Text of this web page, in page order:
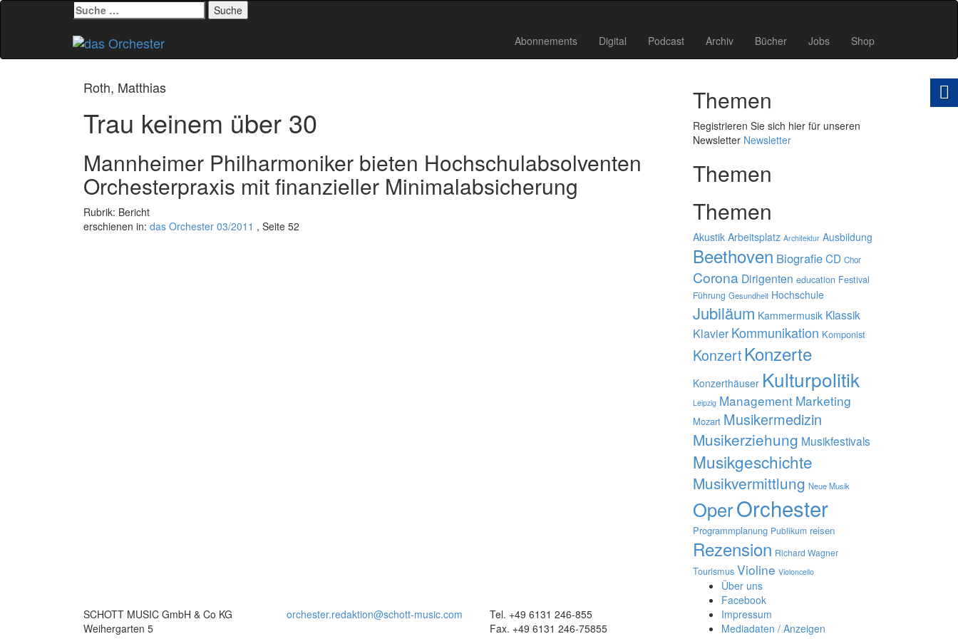
Suche
nach:
springen
Abonnements Digital Podcast Archiv Bücher Jobs Shop
Roth, Matthias
Trau keinem über 30
Mannheimer Philharmoniker bieten Hochschulabsolventen
Orchesterpraxis mit finanzieller Minimalabsicherung
Rubrik: Bericht
erschienen in: das Orchester 03/2011 , Seite 52
Themen
Registrieren Sie sich hier für unseren
Newsletter Newsletter
Themen
Themen
Akustik Arbeitsplatz Architektur Ausbildung
Beethoven BiografieCD Chor
Corona Dirigenten education Festival
Führung Gesundheit Hochschule
Jubiläum Kammermusik Klassik
Klavier Kommunikation Komponist
Konzert Konzerte
Konzerthäuser Kulturpolitik
Leipzig Management Marketing
Mozart Musikermedizin
Musikerziehung Musikfestivals
Musikgeschichte
Musikvermittlung Neue Musik
OperOrchester
Programmplanung Publikum reisen
Rezension Richard Wagner
Tourismus Violine Violoncello
SCHOTT MUSIC GmbH & Co KG
Weihergarten 5
orchester.redaktion@schott-music.com
Tel. +49 6131 246-855
Fax. +49 6131 246-75855
Über uns
Facebook
Impressum
Mediadaten / Anzeigen